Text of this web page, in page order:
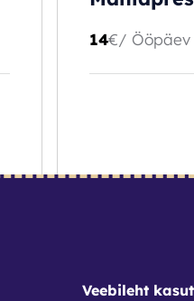
14€/ Ööpäev
Veebileht